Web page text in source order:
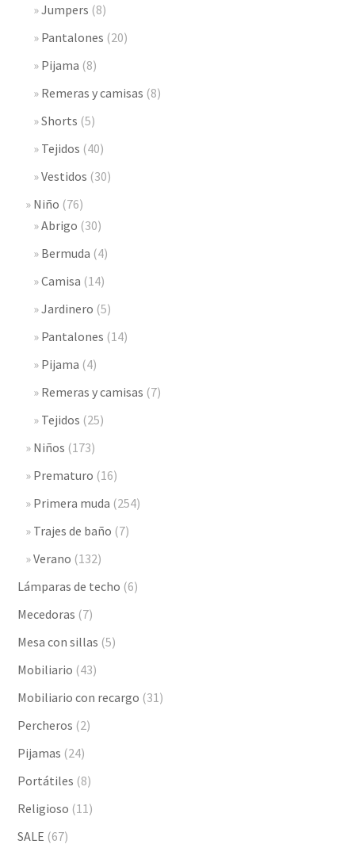
Jumpers (8)
Pantalones (20)
Pijama (8)
Remeras y camisas (8)
Shorts (5)
Tejidos (40)
Vestidos (30)
Niño (76)
Abrigo (30)
Bermuda (4)
Camisa (14)
Jardinero (5)
Pantalones (14)
Pijama (4)
Remeras y camisas (7)
Tejidos (25)
Niños (173)
Prematuro (16)
Primera muda (254)
Trajes de baño (7)
Verano (132)
Lámparas de techo (6)
Mecedoras (7)
Mesa con sillas (5)
Mobiliario (43)
Mobiliario con recargo (31)
Percheros (2)
Pijamas (24)
Portátiles (8)
Religioso (11)
SALE (67)